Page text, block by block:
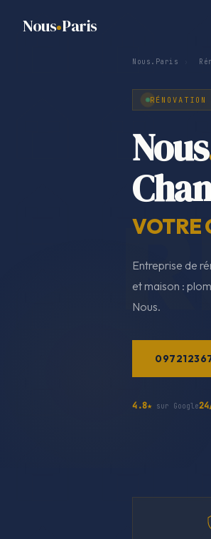
Nous Paris
Nous.Paris
Nous
VOTRE
Entreprise de
et maison :
Nous.
4.8★ sur Google